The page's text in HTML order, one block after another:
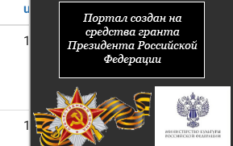
users
18
13